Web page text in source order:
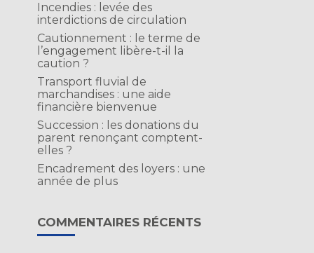
Incendies : levée des
interdictions de circulation
Cautionnement : le terme de
l’engagement libère-t-il la
caution ?
Transport fluvial de
marchandises : une aide
financière bienvenue
Succession : les donations du
parent renonçant comptent-
elles ?
Encadrement des loyers : une
année de plus
COMMENTAIRES RÉCENTS